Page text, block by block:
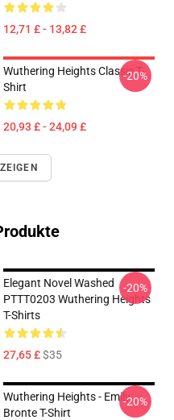
12,71 £ - 13,82 £
Wuthering Heights Classic T-
Shirt
20,93 £ - 24,09 £
-20%
Elegant Novel Washed
PTTT0203 Wuthering Heights
T-Shirts
27,65 £$35
-20%
Wuthering Heights - Emily
Bronte T-Shirt
-20%